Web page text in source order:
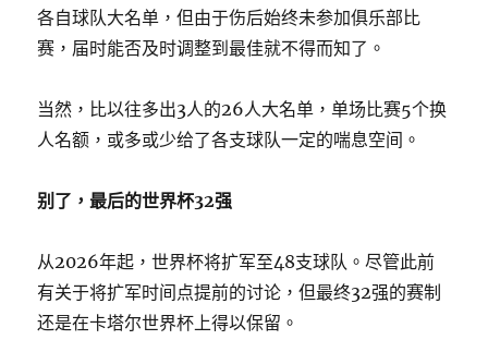
各自球队大名单，但由于伤后始终未参加俱乐部比
赛，届时能否及时调整到最佳就不得而知了。
当然，比以往多出3人的26人大名单，单场比赛5个换
人名额，或多或少给了各支球队一定的喘息空间。
别了，最后的世界杯32强
从2026年起，世界杯将扩军至48支球队。尽管此前
有关于将扩军时间点提前的讨论，但最终32强的赛制
还是在卡塔尔世界杯上得以保留。